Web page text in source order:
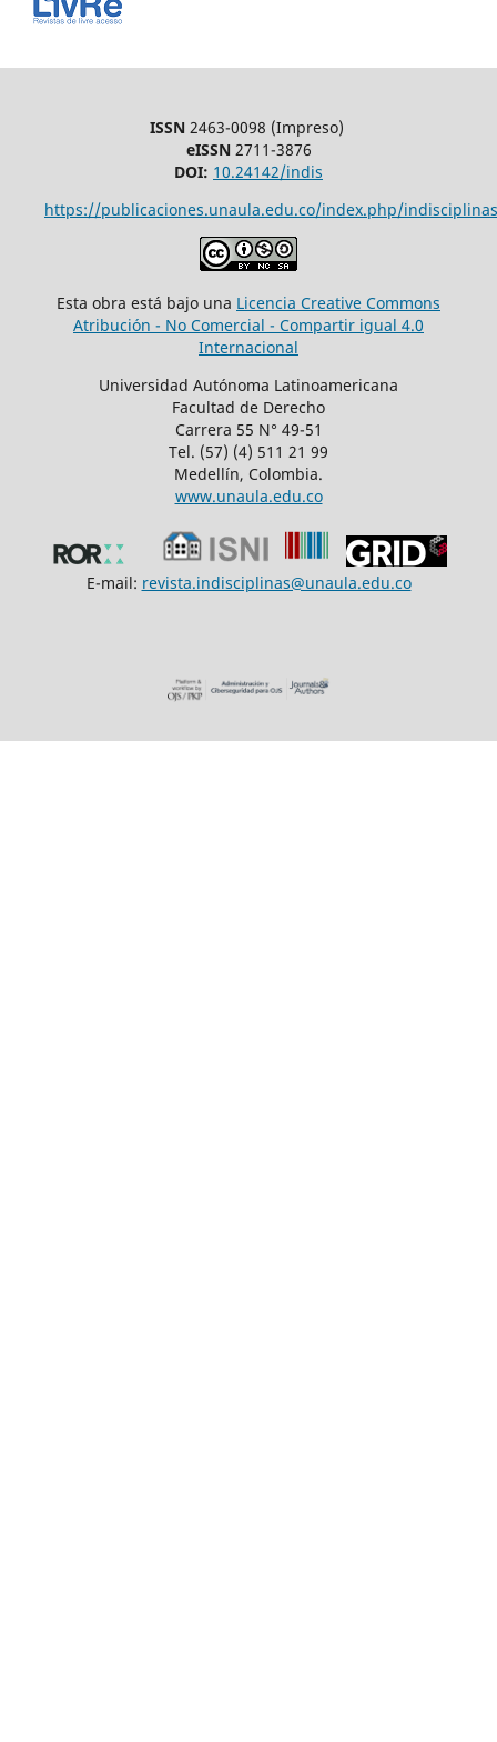
ISSN2463-0098 (Impreso)
eISSN2711-3876
DOI: 10.24142/indis
https://publicaciones.unaula.edu.co/index.php/
Esta obra está bajo una Licencia Creative Commons
Atribución - No Comercial - Compartir igual 4.0
Internacional
Universidad Autónoma Latinoamericana
Facultad de Derecho
Carrera 55 N° 49-51
Tel. (57) (4) 511 21 99
Medellín, Colombia.
www.unaula.edu.co
E-mail: revista.indisciplinas@unaula.edu.co